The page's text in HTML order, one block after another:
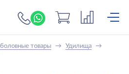
+7 (919) 698-56-
товары → Удилища
→